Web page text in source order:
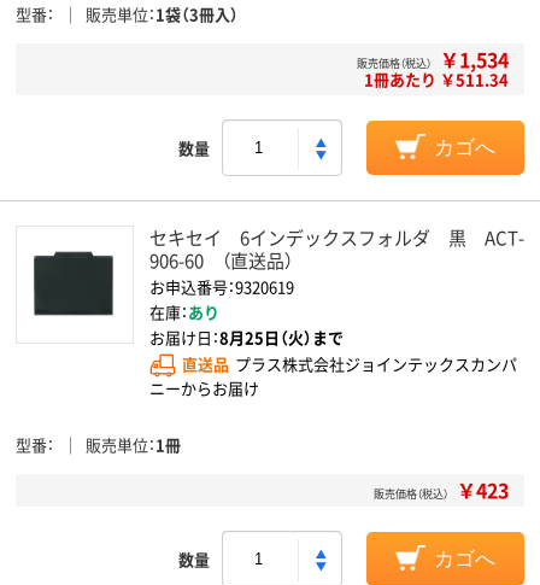
型番 販売単位 1袋（3冊入）
販売価格（税込） ￥1,534
1冊あたり ￥511.34
数量 カゴへ
セキセイ 6インデックスフォルダ 黒 ACT-
906-60 （直送品）
お申込番号：9320619
在庫：あり
お届け日：8月25日（火）まで
直送品 プラス株式会社ジョインテックスカンパ
ニーからお届け
型番 販売単位 1冊
販売価格（税込） ￥423
数量 カゴへ